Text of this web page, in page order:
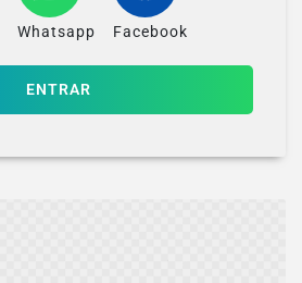
Whatsapp Facebook
ENTRAR